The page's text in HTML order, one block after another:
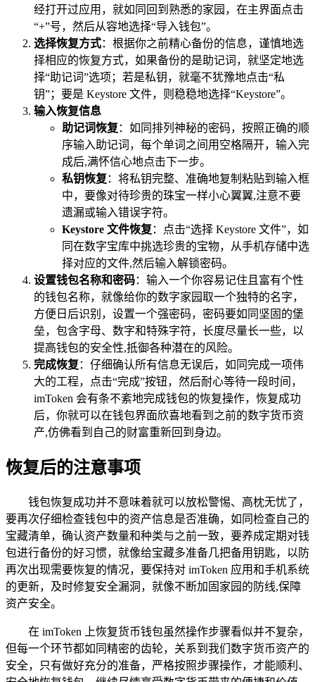
经打开过应用，就如同回到熟悉的家园，在主界面点击
“+”号，然后从容地选择“导入钱包”。
选择恢复方式：根据你之前精心备份的信息，谨慎地选
择相应的恢复方式，如果备份的是助记词，就坚定地选
择“助记词”选项；若是私钥，就毫不犹豫地点击“私
钥”；要是 Keystore 文件，则稳稳地选择“Keystore”。
输入恢复信息
助记词恢复 ：如同排列神秘的密码，按照正确的顺
序输入助记词，每个单词之间用空格隔开，输入完
成后,满怀信心地点击下一步。
私钥恢复 ：将私钥完整、准确地复制粘贴到输入框
中，要像对待珍贵的珠宝一样小心翼翼,注意不要
遗漏或输入错误字符。
Keystore 文件恢复 ：点击“选择 Keystore 文件”，如
同在数字宝库中挑选珍贵的宝物，从手机存储中选
择对应的文件,然后输入解锁密码。
设置钱包名称和密码：输入一个你容易记住且富有个性
的钱包名称，就像给你的数字家园取一个独特的名字，
方便日后识别，设置一个强密码，密码要如同坚固的堡
垒，包含字母、数字和特殊字符，长度尽量长一些，以
提高钱包的安全性,抵御各种潜在的风险。
完成恢复 ：仔细确认所有信息无误后，如同完成一项伟
大的工程，点击“完成”按钮，然后耐心等待一段时间，
imToken 会有条不紊地完成钱包的恢复操作，恢复成功
后，你就可以在钱包界面欣喜地看到之前的数字货币资
产,仿佛看到自己的财富重新回到身边。
恢复后的注意事项
钱包恢复成功并不意味着就可以放松警惕、高枕无忧了，
要再次仔细检查钱包中的资产信息是否准确，如同检查自己的
宝藏清单，确认资产数量和种类与之前一致，要养成定期对钱
包进行备份的好习惯，就像给宝藏多准备几把备用钥匙，以防
再次出现需要恢复的情况，要保持对 imToken 应用和手机系统
的更新，及时修复安全漏洞，就像不断加固家园的防线,保障
资产安全。
在 imToken 上恢复货币钱包虽然操作步骤看似并不复杂，
但每一个环节都如同精密的齿轮，关系到我们数字货币资产的
安全，只有做好充分的准备，严格按照步骤操作，才能顺利、